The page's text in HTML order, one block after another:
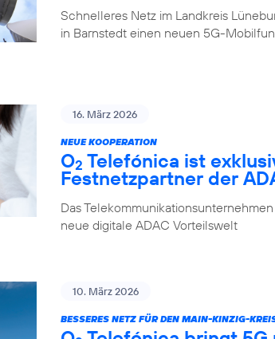
Schnelleres Netz im Landkreis
in Barnstedt einen neuen 5G-
16. März 2026
NEUE KOOPERATION
O2 Telefónica ist
Festnetzpartner der
Das
neue digitale ADAC Vorteilswelt
10. März 2026
BESSERES NETZ FÜR DEN MAIN-KINZIG-